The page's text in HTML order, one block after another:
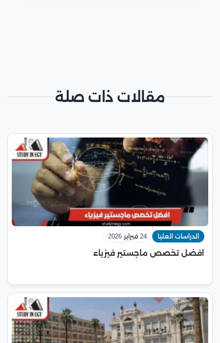
مقالات ذات صلة
الدراسات العليا 24 فبراير 2026
افضل تخصص ماجستير فيزياء